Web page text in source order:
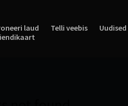
laud Telli veebis Uudised